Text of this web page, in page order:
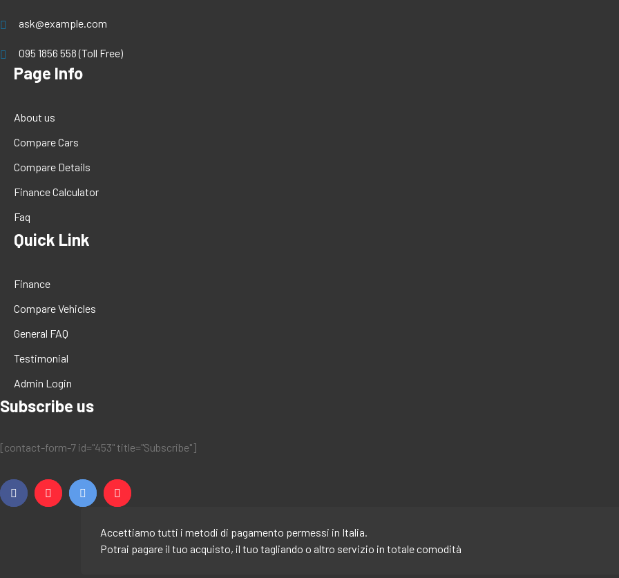
ask@example.com
095 1856 558 (Toll Free)
Page Info
About us
Compare Cars
Compare Details
Finance Calculator
Faq
Quick Link
Finance
Compare Vehicles
General FAQ
Testimonial
Admin Login
Subscribe us
[contact-form-7 id="453" title="Subscribe"]
Accettiamo tutti i metodi di pagamento permessi in Italia.
Potrai pagare il tuo acquisto, il tuo tagliando o altro servizio in totale comodità